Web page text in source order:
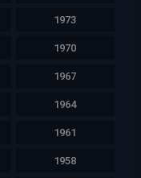
1973
1970
1967
1964
1961
1958